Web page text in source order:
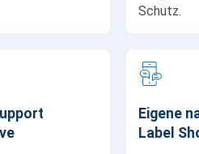
Schutz.
Eigene
Label